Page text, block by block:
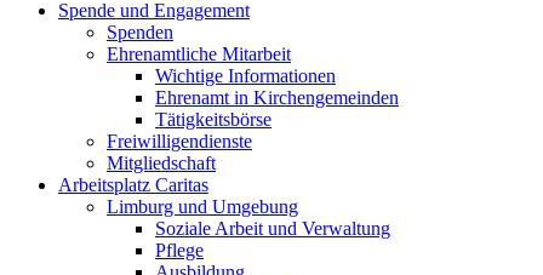
Spende und Engagement
Spenden
Ehrenamtliche Mitarbeit
Wichtige Informationen
Ehrenamt in Kirchengemeinden
Tätigkeitsbörse
Freiwilligendienste
Mitgliedschaft
Arbeitsplatz Caritas
Limburg und Umgebung
Soziale Arbeit und Verwaltung
Pflege